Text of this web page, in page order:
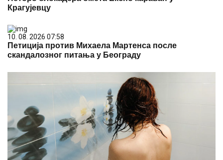
Крагујевцу
10. 08. 2026 07:58
Петиција против Михаела Мартенса после
скандалозног питања у Београду